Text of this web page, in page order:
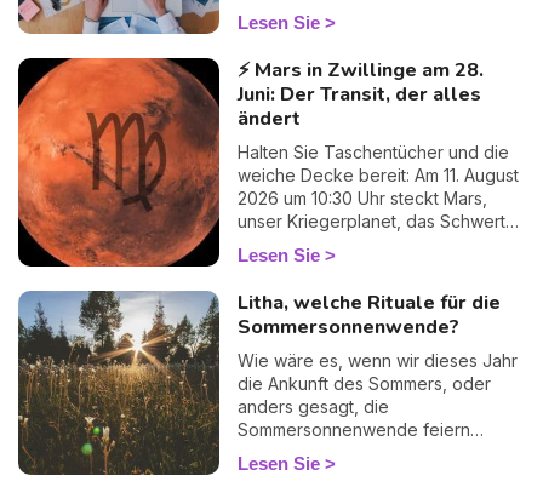
ein wenig feucht ganz hinten im
Schrank, geben Sie es ruhig zu 😏
– und den Siestas in der
Hängematte Lebewohl zu sagen.
Der Trubel des Alltags kehrt im
Galopp zurück: Arbeit, Familie,
Liebesleben… Aber atmen Sie
durch, Sie steigen nicht allein
wieder in den Zug! Ich habe für Sie
Ihren astralen Fahrplan vorbereitet,
sanft und vor allem mit einem
finden.
Lesen Sie
⚡ Mars in Zwillinge am 28.
Juni: Der Transit, der alles
ändert
Halten Sie Taschentücher und die
weiche Decke bereit: Am 11. August
2026 um 10:30 Uhr steckt Mars,
unser Kriegerplanet, das Schwert
weg, verlässt die geistige Unruhe
der Zwillinge und rollt sich bis etwa
zum 27. September im zarten,
lunaren Zeichen Krebs zusammen.
Viele Astrologen halten diesen
Transit für „schwach“ … doch ich
zeige Ihnen, warum er vielleicht
einer der zutiefst menschlichsten
des Jahres ist. Folgen Sie mir — Ihr
Lesen Sie
Litha, welche Rituale für die
Sommersonnenwende?
Wie wäre es, wenn wir dieses Jahr
die Ankunft des Sommers, oder
anders gesagt, die
Sommersonnenwende feiern
würden? Im Wicca-Kalender gibt es
zahlreiche Feste, die das Jahr
Lesen Sie